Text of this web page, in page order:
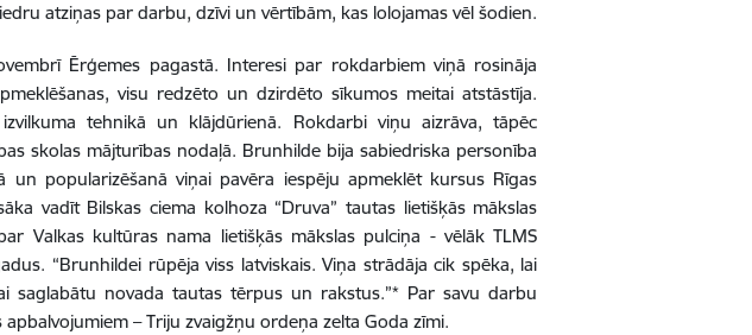
atziņas par darbu, dzīvi un vērtībām, kas lolojamas vēl šodien.
Ērģemes pagastā. Interesi par rokdarbiem viņā rosināja
visu redzēto un dzirdēto sīkumos meitai atstāstīja.
tehnikā un klājdūrienā. Rokdarbi viņu aizrāva, tāpēc
skolas mājturības nodaļā. Brunhilde bija sabiedriska personība
un popularizēšanā viņai pavēra iespēju apmeklēt kursus Rīgas
vadīt Bilskas ciema kolhoza “Druva” tautas lietišķās mākslas
Valkas kultūras nama lietišķās mākslas pulciņa - vēlāk TLMS
“Brunhildei rūpēja viss latviskais. Viņa strādāja cik spēka, lai
saglabātu novada tautas tērpus un rakstus.”* Par savu darbu
– Triju zvaigžņu ordeņa zelta Goda zīmi.